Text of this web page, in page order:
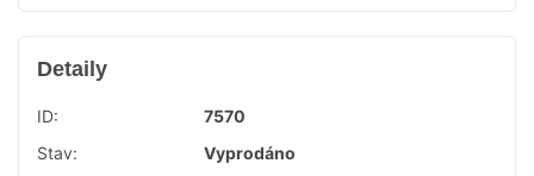
Detaily
ID:
7570
Stav:
Vyprodáno